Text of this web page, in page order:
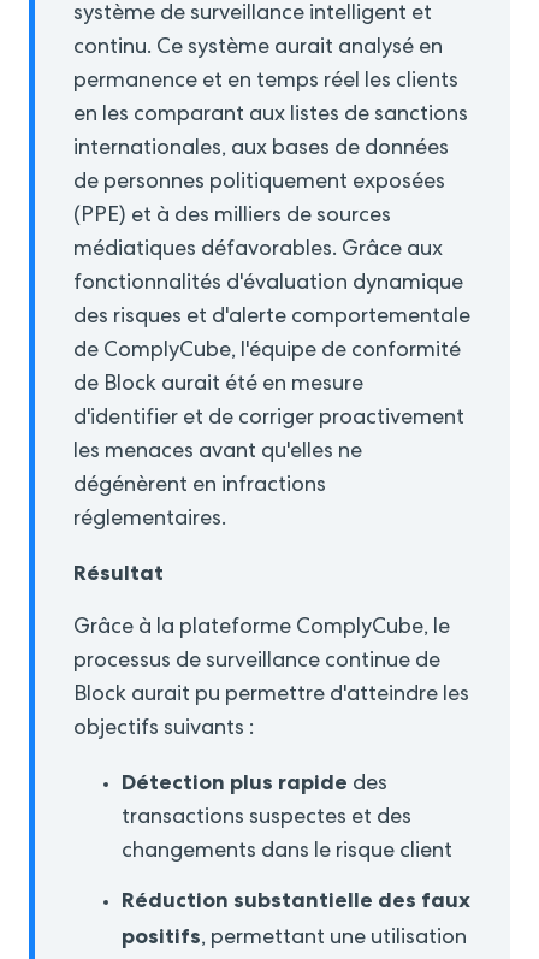
système de surveillance intelligent et
continu. Ce système aurait analysé en
permanence et en temps réel les clients
en les comparant aux listes de sanctions
internationales, aux bases de données
de personnes politiquement exposées
(PPE) et à des milliers de sources
médiatiques défavorables. Grâce aux
fonctionnalités d'évaluation dynamique
des risques et d'alerte comportementale
de ComplyCube, l'équipe de conformité
de Block aurait été en mesure
d'identifier et de corriger proactivement
les menaces avant qu'elles ne
dégénèrent en infractions
réglementaires.
Résultat
Grâce à la plateforme ComplyCube, le
processus de surveillance continue de
Block aurait pu permettre d'atteindre les
objectifs suivants :
Détection plus rapide des
transactions suspectes et des
changements dans le risque client
Réduction substantielle des faux
positifs, permettant une utilisation